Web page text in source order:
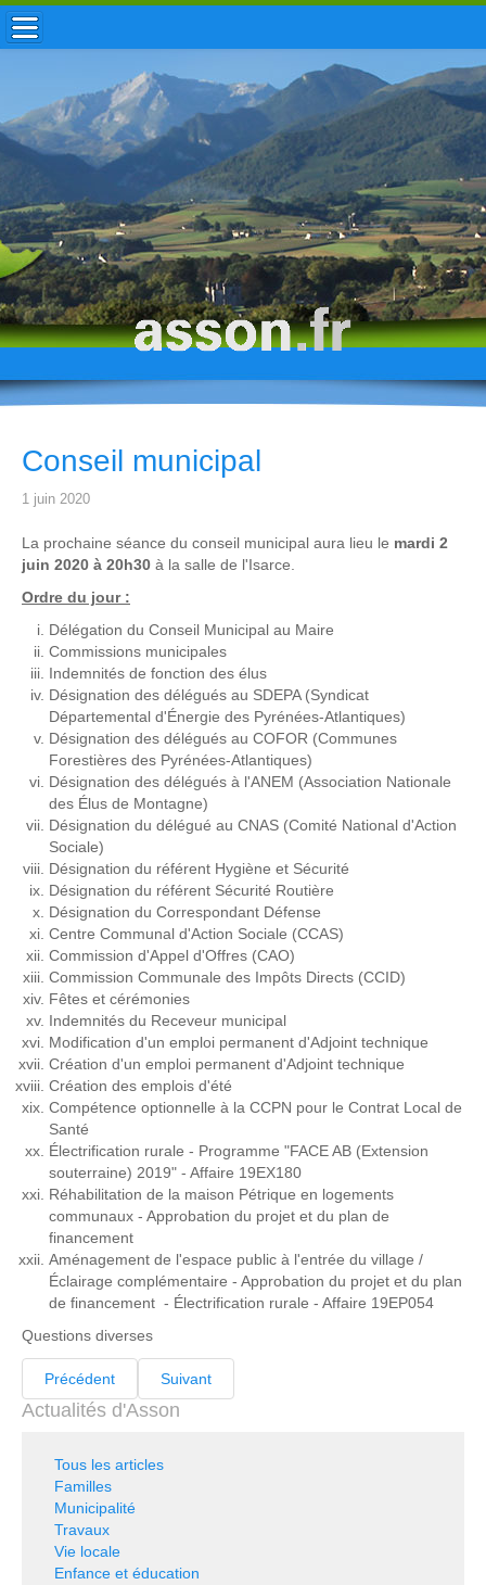
ACCUEIL / INFOS
MUNICIPALITÉ
VIE LOCALE
ENFANCE
TOURISME
HISTOIRE
Conseil municipal
1 juin 2020
La prochaine séance du conseil municipal aura lieu le mardi 2
juin 2020 à 20h30 à la salle de l'Isarce.
Ordre du jour :
Délégation du Conseil Municipal au Maire
Commissions municipales
Indemnités de fonction des élus
Désignation des délégués au SDEPA (Syndicat
Départemental d'Énergie des Pyrénées-Atlantiques)
Désignation des délégués au COFOR (Communes
Forestières des Pyrénées-Atlantiques)
Désignation des délégués à l'ANEM (Association Nationale
des Élus de Montagne)
Désignation du délégué au CNAS (Comité National d'Action
Sociale)
Désignation du référent Hygiène et Sécurité
Désignation du référent Sécurité Routière
Désignation du Correspondant Défense
Centre Communal d'Action Sociale (CCAS)
Commission d'Appel d'Offres (CAO)
Commission Communale des Impôts Directs (CCID)
Fêtes et cérémonies
Indemnités du Receveur municipal
Modification d'un emploi permanent d'Adjoint technique
Création d'un emploi permanent d'Adjoint technique
Création des emplois d'été
Compétence optionnelle à la CCPN pour le Contrat Local de
Santé
Électrification rurale - Programme "FACE AB (Extension
souterraine) 2019" - Affaire 19EX180
Réhabilitation de la maison Pétrique en logements
communaux - Approbation du projet et du plan de
financement
Aménagement de l'espace public à l'entrée du village /
Éclairage complémentaire - Approbation du projet et du plan
de financement - Électrification rurale - Affaire 19EP054
Questions diverses
Précédent Suivant
Actualités d'Asson
Tous les articles
Familles
Municipalité
Travaux
Vie locale
Enfance et éducation